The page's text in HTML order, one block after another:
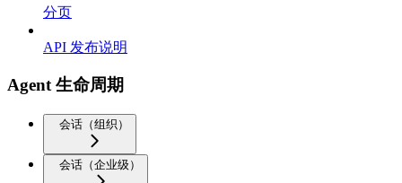
分页
API 发布说明
Agent 生命周期
会话（组织）
会话（企业级）